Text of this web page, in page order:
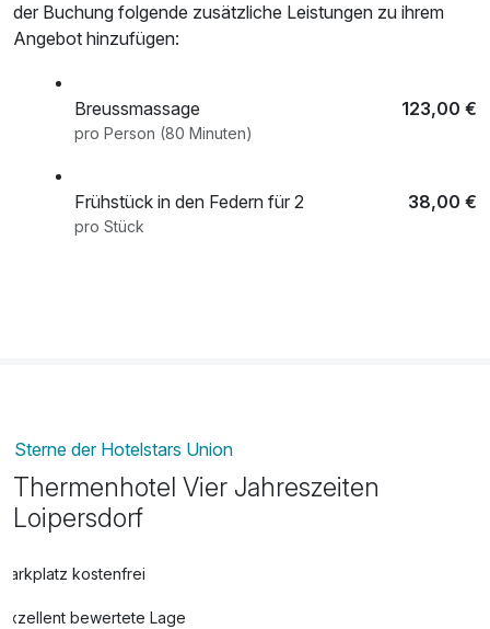
der Buchung folgende zusätzliche Leistungen zu ihrem
Angebot hinzufügen:
Breussmassage 123,00 €
pro Person (80 Minuten)
Frühstück in den Federn für 2 38,00 €
pro Stück
pro Stück (25 Minuten)
Schaffelbad
Sterne der Hotelstars Union
Thermenhotel Vier Jahreszeiten
Loipersdorf
Parkplatz kostenfrei
Exzellent bewertete Lage